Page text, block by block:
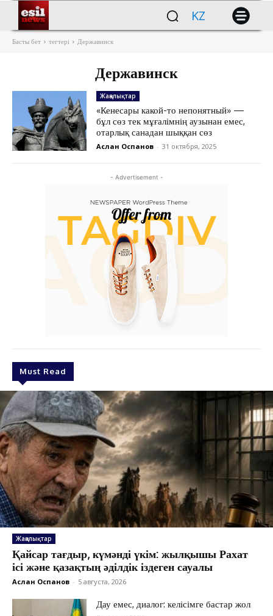
KZ
Басты бет тегтері Державинск
Державинск
- Advertisement -
Must Read
Жаңалықтар
Қайсар тағдыр, күмәнді үкім: жылқышы Рахат
ісі және қазақтың әділдік іздеген сауалы
Аслан Оспанов - 5 августа, 2026
Дау емес, диалог: келісімге бастар жол
Жаңалықтар
«Кенесары какой-то непонятный» —
бұл сөз тек мұғалімнің аузынан емес,
отарлық санадан шыққан сөз
Аслан Оспанов - 31 октября, 2025